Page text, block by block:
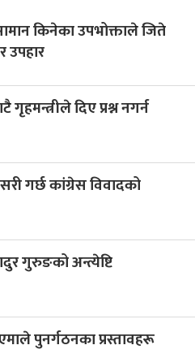
किनेका उपभोक्ताले जिते
उपहार
गृहमन्त्रीले दिए प्रश्न नगर्न
गर्छ कांग्रेस विवादको
गुरुङको अन्त्येष्टि
पुनर्गठनका प्रस्तावहरू